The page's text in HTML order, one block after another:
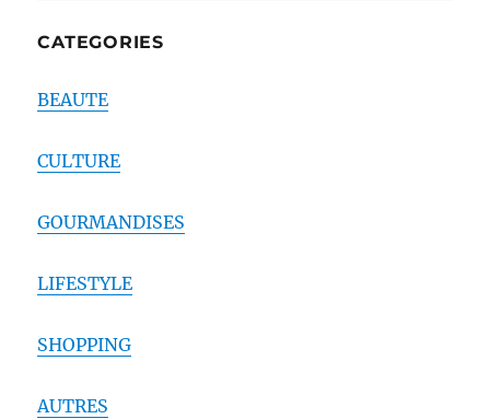
CATEGORIES
BEAUTE
CULTURE
GOURMANDISES
LIFESTYLE
SHOPPING
AUTRES